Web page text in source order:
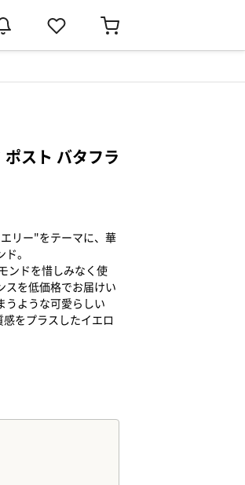
スト バタフラ
リー"をテーマに、華
。
ンドを惜しみなく使
スを低価格でお届けい
うような可愛らしい
をプラスしたイエロ